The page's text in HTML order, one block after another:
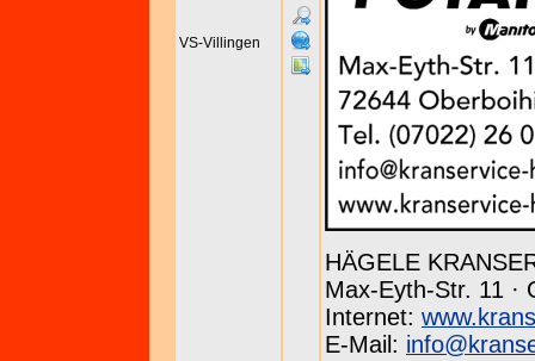
VS-Villingen
HÄGELE
Max-Eyth-Str. 11 ·
Internet:
E-Mail: